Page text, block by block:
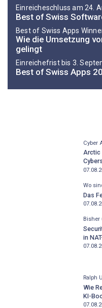
Einreicheschluss am 24.
Best of Swiss
Best of Swiss Apps
Wie die Umsetzung
gelingt
Einreichefrist bis 3.
Best of Swiss Apps
Cyber
Arctic
Wo
Das
Bisher
in
Ralph
Wie
KI-